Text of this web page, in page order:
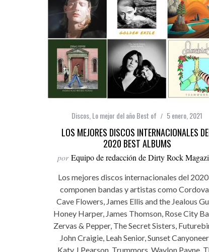
Discos Lo mejor del año Best of 5 enero, 2021
LOS MEJORES DISCOS INTERNACIONALES
2020 BEST ALBUMS
por Equipo de redacción de Dirty Rock
Los mejores discos internacionales del
componen bandas y artistas como
Cave Flowers, James Ellis and the Jealous
Honey Harper, James Thomson, Rose City
Zervas & Pepper, The Secret Sisters,
John Craigie, Leah Senior, Sunset
Katy J Pearson, Trummors, Waylon Payne,